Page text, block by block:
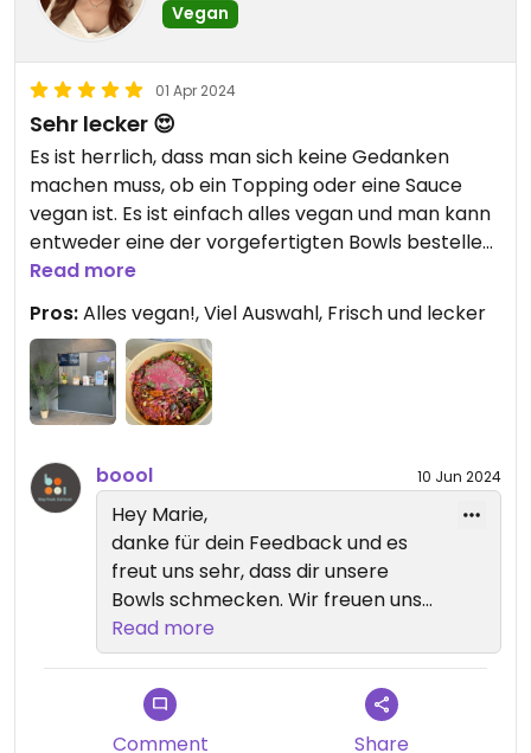
Vegan
01 Apr 2024
Sehr lecker 😍
Es ist herrlich, dass man sich keine Gedanken
machen muss, ob ein Topping oder eine Sauce
vegan ist. Es ist einfach alles vegan und man kann
entweder eine der vorgefertigten Bowls bestellen
oder sich alle Komponenten selbst
zusammenstellen 🤗
Read more
Pros:Alles vegan!, Viel Auswahl, Frisch und lecker
boool 10 Jun 2024
Hey Marie,
danke für dein Feedback und es
freut uns sehr, dass dir unsere
Bowls schmecken. Wir freuen uns
auf deinen nächsten Besuch! :)
Read more
Comment Share